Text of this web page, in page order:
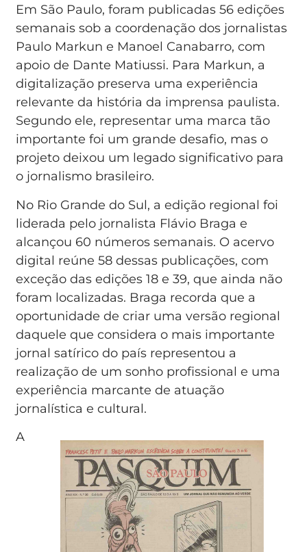
Em São Paulo, foram publicadas 56 edições
semanais sob a coordenação dos jornalistas
Paulo Markun e Manoel Canabarro, com
apoio de Dante Matiussi. Para Markun, a
digitalização preserva uma experiência
relevante da história da imprensa paulista.
Segundo ele, representar uma marca tão
importante foi um grande desafio, mas o
projeto deixou um legado significativo para
o jornalismo brasileiro.
No Rio Grande do Sul, a edição regional foi
liderada pelo jornalista Flávio Braga e
alcançou 60 números semanais. O acervo
digital reúne 58 dessas publicações, com
exceção das edições 18 e 39, que ainda não
foram localizadas. Braga recorda que a
oportunidade de criar uma versão regional
daquele que considera o mais importante
jornal satírico do país representou a
realização de um sonho profissional e uma
experiência marcante de atuação
jornalística e cultural.
A